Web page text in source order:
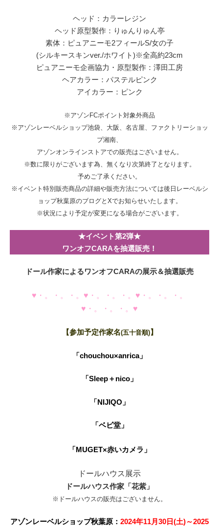
ヘッド：カラーレジン
ヘッド原型製作：りゅんりゅん亭
素体：ピュアニーモ2フィールS/女の子
(シルキースキンver./ホワイト)※全高約23cm
ピュアニーモ企画協力・原型製作：澤田工房
ヘアカラー：パステルピンク
アイカラー：ピンク
※アゾンFCポイント対象外商品
※アゾンレーベルショップ池袋、大阪、名古屋、ファクトリーショッ
プ湘南、
アゾンオンラインストアでの販売はございません。
※数に限りがございます為、無くなり次第終了となります。
予めご了承ください。
※イベント特別販売商品の詳細や販売方法については後日レーベルシ
ョップ秋葉原のブログとXでお知らせいたします。
※状況により予定が変更になる場合がございます。
★イベント第2弾★
ワンオフCARAを抽選販売！
ドール作家によるワンオフCARAの展示＆抽選販売
♥・。・。・。♥・。・。・。♥・。・。・。
♥・。・。・。♥
【参加予定作家名(五十音順)】
「chouchou×anrica」
「Sleep＋nico」
「NIJIQO」
「ベビ堂」
「MUGET×赤いカメラ」
ドールハウス展示
ドールハウス作家「花紫」
※ドールハウスの販売はございません。
アゾンレーベルショップ秋葉原： 2024年11月30日(土)～2025